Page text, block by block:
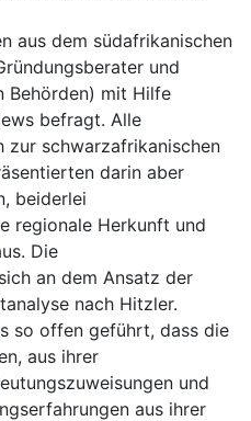
aus dem südafrikanischen
und
Behörden) mit Hilfe
befragt. Alle
zur schwarzafrikanischen
darin aber
beiderlei
regionale Herkunft und
Die
an dem Ansatz der
nach Hitzler.
so offen geführt, dass die
aus ihrer
und
aus ihrer